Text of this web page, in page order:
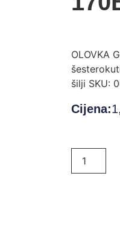
OLOVKA
šilji SKU:
Cijena: